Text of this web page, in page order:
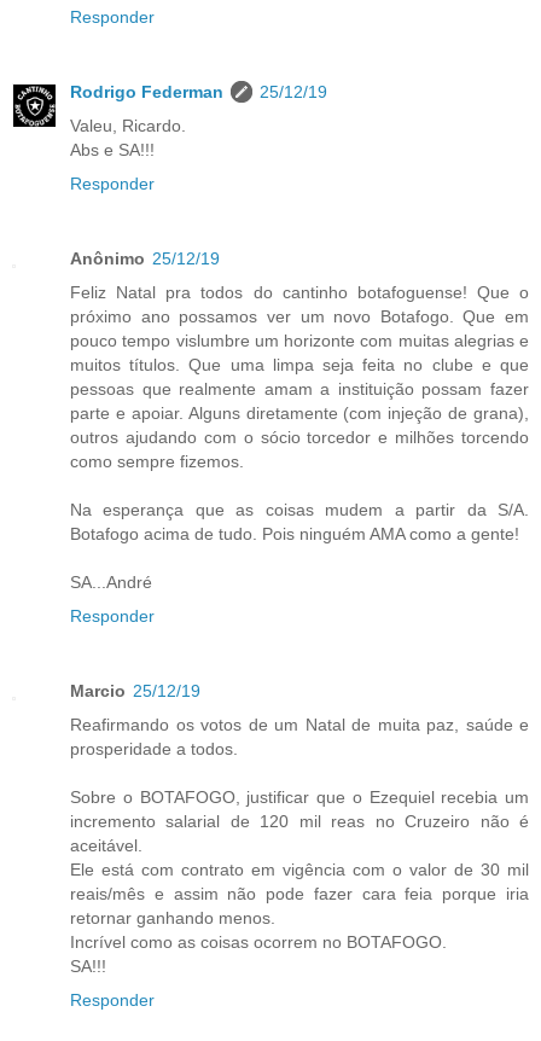
Responder
Rodrigo Federman
25/12/19
Valeu, Ricardo.
Abs e SA!!!
Responder
Anônimo 25/12/19
Feliz Natal pra todos do cantinho botafoguense! Que o
próximo ano possamos ver um novo Botafogo. Que em
pouco tempo vislumbre um horizonte com muitas alegrias e
muitos títulos. Que uma limpa seja feita no clube e que
pessoas que realmente amam a instituição possam fazer
parte e apoiar. Alguns diretamente (com injeção de grana),
outros ajudando com o sócio torcedor e milhões torcendo
como sempre fizemos.
Na esperança que as coisas mudem a partir da S/A.
Botafogo acima de tudo. Pois ninguém AMA como a gente!
SA...André
Responder
Marcio 25/12/19
Reafirmando os votos de um Natal de muita paz, saúde e
prosperidade a todos.
Sobre o BOTAFOGO, justificar que o Ezequiel recebia um
incremento salarial de 120 mil reas no Cruzeiro não é
aceitável.
Ele está com contrato em vigência com o valor de 30 mil
reais/mês e assim não pode fazer cara feia porque iria
retornar ganhando menos.
Incrível como as coisas ocorrem no BOTAFOGO.
SA!!!
Responder